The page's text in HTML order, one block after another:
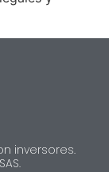
inversores.